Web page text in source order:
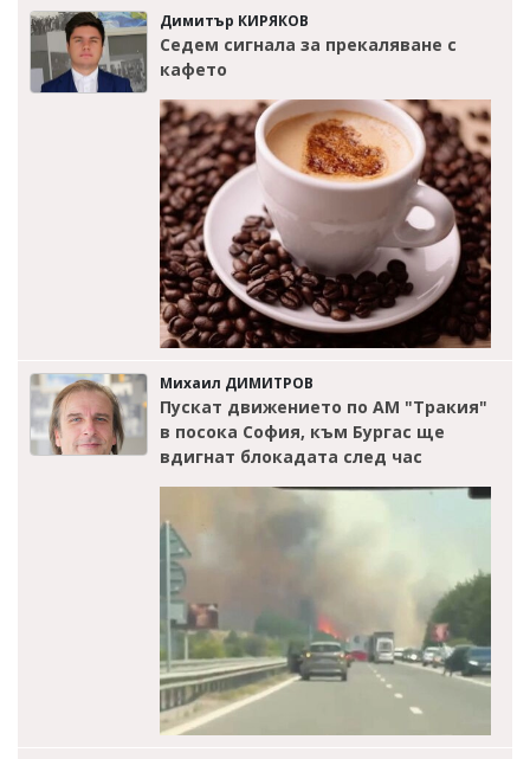
Димитър КИРЯКОВ
Седем сигнала за прекаляване с
кафето
Михаил ДИМИТРОВ
Пускат движението по АМ "Тракия"
в посока София, към Бургас ще
вдигнат блокадата след час